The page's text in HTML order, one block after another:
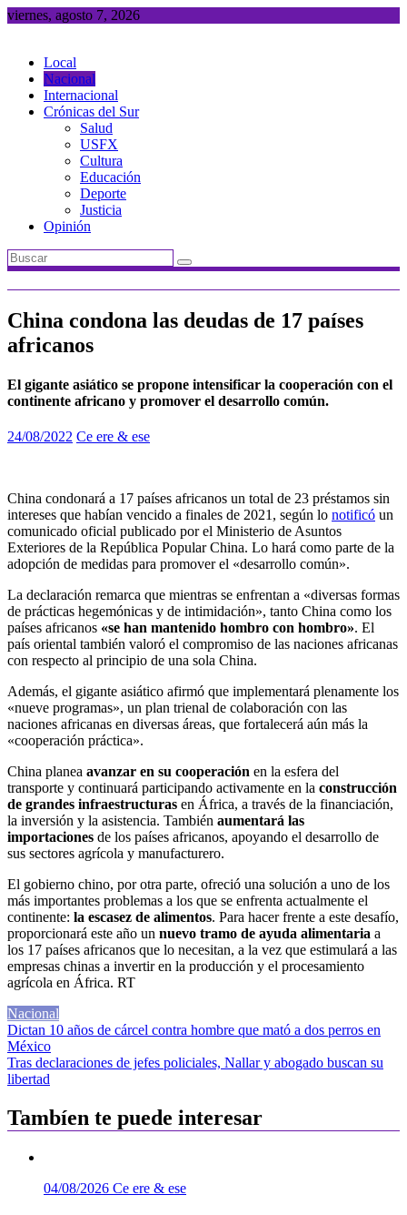
Saltar
viernes, agosto 7, 2026
Local
Nacional
Internacional
Crónicas del Sur
Salud
USFX
Cultura
Educación
Deporte
Justicia
Opinión
China condona las deudas de 17 países
africanos
El gigante asiático se propone intensificar la cooperación con el
continente africano y promover el desarrollo común.
24/08/2022 Ce ere & ese
China condonará a 17 países africanos un total de 23 préstamos sin
intereses que habían vencido a finales de 2021, según lo notificó un
comunicado oficial publicado por el Ministerio de Asuntos
Exteriores de la República Popular China. Lo hará como parte de la
adopción de medidas para promover el «desarrollo común».
La declaración remarca que mientras se enfrentan a «diversas formas
de prácticas hegemónicas y de intimidación», tanto China como los
países africanos «se han mantenido hombro con hombro». El
país oriental también valoró el compromiso de las naciones africanas
con respecto al principio de una sola China.
Además, el gigante asiático afirmó que implementará plenamente los
«nueve programas», un plan trienal de colaboración con las
naciones africanas en diversas áreas, que fortalecerá aún más la
«cooperación práctica».
China planea avanzar en su cooperación en la esfera del
transporte y continuará participando activamente en la construcción
de grandes infraestructuras en África, a través de la financiación,
la inversión y la asistencia. También aumentará las
importaciones de los países africanos, apoyando el desarrollo de
sus sectores agrícola y manufacturero.
El gobierno chino, por otra parte, ofreció una solución a uno de los
más importantes problemas a los que se enfrenta actualmente el
continente: la escasez de alimentos. Para hacer frente a este desafío,
proporcionará este año un nuevo tramo de ayuda alimentaria a
los 17 países africanos que lo necesitan, a la vez que estimulará a las
empresas chinas a invertir en la producción y el procesamiento
agrícola en África. RT
Nacional
Navegación
de
entradas
Dictan 10 años de cárcel contra hombre que mató a dos perros en
México
Tras declaraciones de jefes policiales, Nallar y abogado buscan su
libertad
Tambíen te puede interesar
04/08/2026 Ce ere & ese